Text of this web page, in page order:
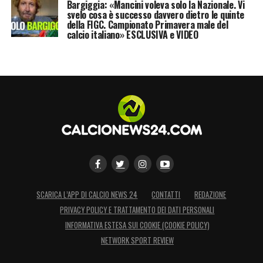
gioia comunicato al mondo».
Bargiggia: «Mancini voleva solo la Nazionale. Vi
svelo cosa è successo davvero dietro le quinte
della FIGC. Campionato Primavera male del
calcio italiano» ESCLUSIVA e VIDEO
SCARICA L’APP DI CALCIO NEWS 24 CONTATTI
REDAZIONE
PRIVACY POLICY E TRATTAMENTO DEI DATI PERSONALI
INFORMATIVA ESTESA SUI COOKIE (COOKIE POLICY)
NETWORK SPORT REVIEW